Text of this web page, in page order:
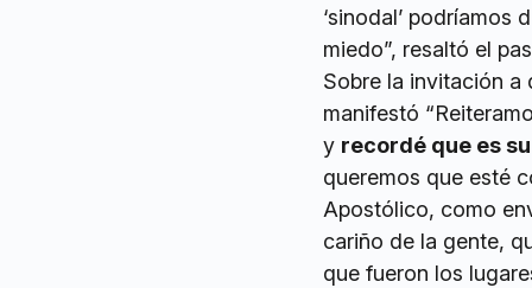
‘sinodal’
miedo”, resaltó el
Sobre la invitación a
manifestó
y recordé que es
queremos que esté
Apostólico, como
cariño de la gente,
que fueron los